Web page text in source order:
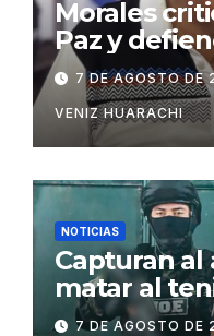
Morales
Paz y
7 DE AGOSTO
VENIZ HUARACHI
NOTICIAS
Capturan al
matar al
San Matías
7 DE AGOSTO DE